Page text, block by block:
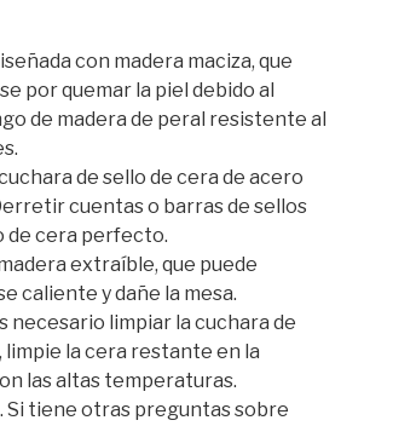
con madera maciza, que
por quemar la piel debido al
de madera de peral resistente al
de sello de cera de acero
cuentas o barras de sellos
de cera perfecto.
extraíble, que puede
caliente y dañe la mesa.
necesario limpiar la cuchara de
limpie la cera restante en la
las altas temperaturas.
Si tiene otras preguntas sobre